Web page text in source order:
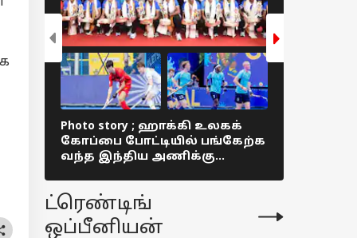
Photo story ; ஹாக்கி உலகக்
கோப்பை போட்டியில் பங்கேற்க
வந்த இந்திய அணிக்கு
ட்ரெண்டிங்
ஒப்பீனியன்